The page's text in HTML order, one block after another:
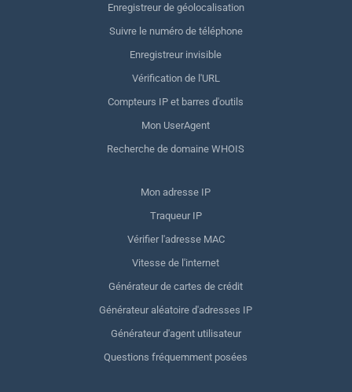
Enregistreur de géolocalisation
Suivre le numéro de téléphone
Enregistreur invisible
Vérification de l'URL
Compteurs IP et barres d'outils
Mon UserAgent
Recherche de domaine WHOIS
Mon adresse IP
Traqueur IP
Vérifier l'adresse MAC
Vitesse de l'internet
Générateur de cartes de crédit
Générateur aléatoire d'adresses IP
Générateur d'agent utilisateur
Questions fréquemment posées